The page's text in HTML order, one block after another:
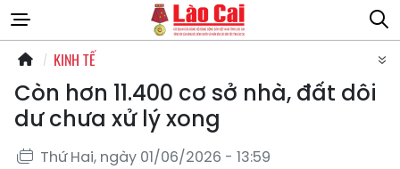
KINH TẾ
Còn hơn 11.400 cơ sở nhà, đất dôi
dư chưa xử lý xong
Thứ Hai, ngày 01/06/2026 - 13:59